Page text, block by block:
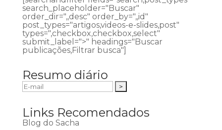
search_placeholder="Buscar"
order_dir=",,desc" order_by=",,id"
post_types="artigos,videos-e-slides,post"
types=",checkbox,checkbox,select"
submit_label=">" headings="Buscar
publicações,Filtrar busca"]
Resumo diário
Links Recomendados
Blog do Sacha